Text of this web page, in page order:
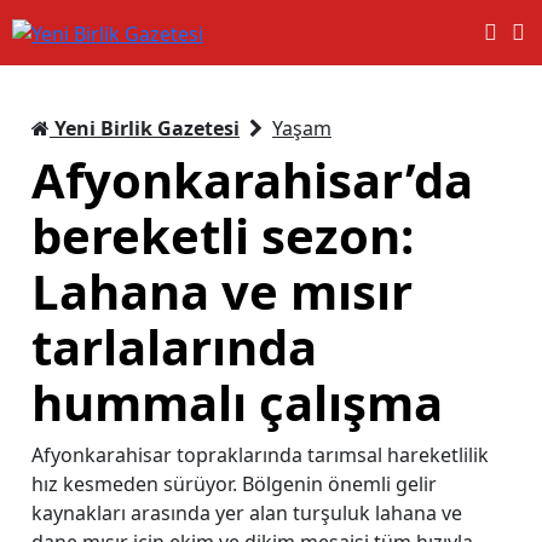
Yeni Birlik Gazetesi Yaşam
Afyonkarahisar’da
bereketli sezon:
Lahana ve mısır
tarlalarında
hummalı çalışma
Afyonkarahisar topraklarında tarımsal hareketlilik
hız kesmeden sürüyor. Bölgenin önemli gelir
kaynakları arasında yer alan turşuluk lahana ve